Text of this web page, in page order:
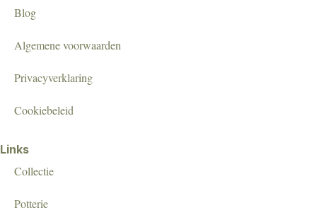
Blog
Algemene voorwaarden
Privacyverklaring
Cookiebeleid
Links
Collectie
Potterie